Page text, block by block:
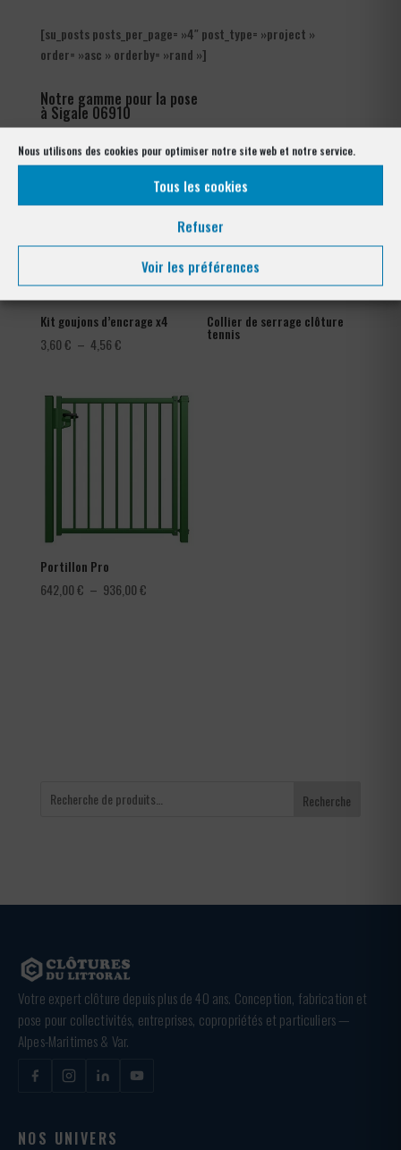
Nous utilisons des cookies pour optimiser notre site web et notre service.
Tous les cookies
Refuser
Voir les préférences
[su_posts posts_per_page= »4″ post_type= »project »
order= »asc » orderby= »rand »]
Notre gamme pour la pose
à Sigale 06910
Kit goujons d’encrage x4
3,60€ – 4,56€Plage
3,60 €
Collier de serrage clôture
tennis
Portillon Pro
642,00€ – 936,00€Plage
Recherche
Votre expert clôture depuis plus de 40 ans. Conception, fabrication et
pose pour collectivités, entreprises, copropriétés et particuliers —
Alpes-Maritimes & Var.
NOS UNIVERS